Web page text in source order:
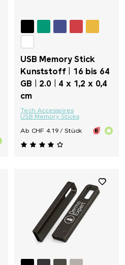
USB Memory Stick
Kunststoff | 16 bis 64
GB | 2.0 | 4 x 1,2 x 0,4
cm
Tech Accessoires
USB Memory Sticks
Ab CHF 4.19 / Stück